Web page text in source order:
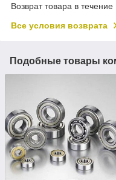
Возврат товара в
Все условия возврата
Подобные товары